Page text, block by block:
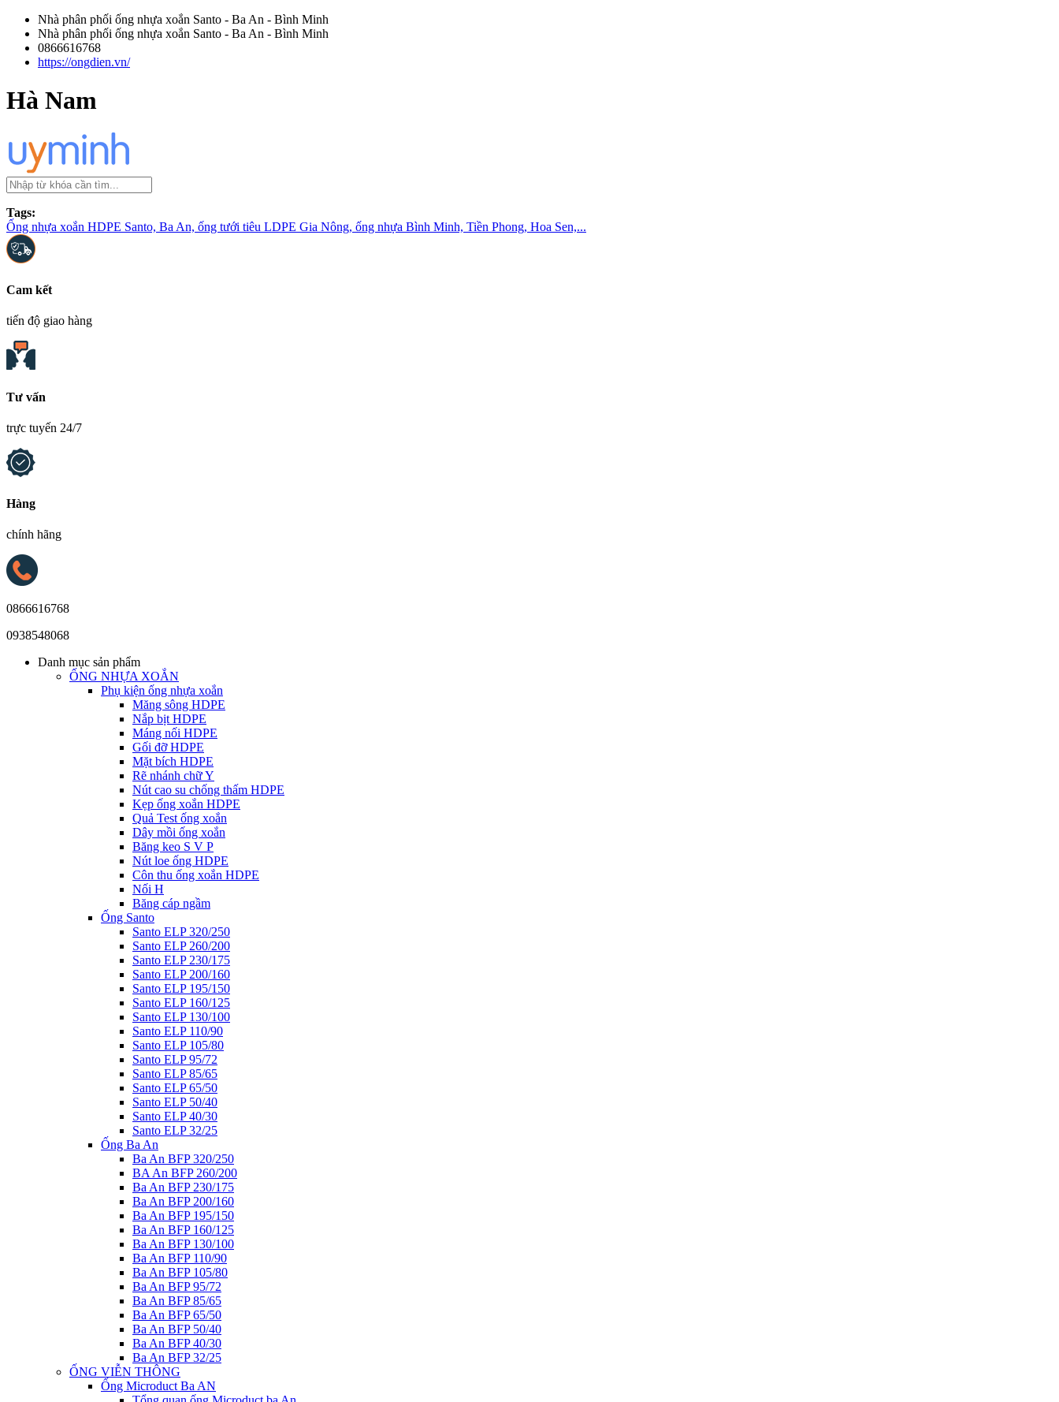
Nhà phân phối ống nhựa xoắn Santo - Ba An - Bình Minh
Nhà phân phối ống nhựa xoắn Santo - Ba An - Bình Minh
0866616768
https://ongdien.vn/
Hà Nam
Tags:
Ống nhựa xoắn HDPE Santo, Ba An, ống tưới tiêu LDPE Gia Nông, ống nhựa Bình Minh, Tiền Phong, Hoa Sen,...
Cam kết
tiến độ giao hàng
Tư vấn
trực tuyến 24/7
Hàng
chính hãng
0866616768
0938548068
Danh mục sản phẩm
ỐNG NHỰA XOẮN
Phụ kiện ống nhựa xoắn
Măng sông HDPE
Nắp bịt HDPE
Máng nối HDPE
Gối đỡ HDPE
Mặt bích HDPE
Rẽ nhánh chữ Y
Nút cao su chống thấm HDPE
Kẹp ống xoắn HDPE
Quả Test ống xoắn
Dây mồi ống xoắn
Băng keo S V P
Nút loe ống HDPE
Côn thu ống xoắn HDPE
Nối H
Băng cáp ngầm
Ống Santo
Santo ELP 320/250
Santo ELP 260/200
Santo ELP 230/175
Santo ELP 200/160
Santo ELP 195/150
Santo ELP 160/125
Santo ELP 130/100
Santo ELP 110/90
Santo ELP 105/80
Santo ELP 95/72
Santo ELP 85/65
Santo ELP 65/50
Santo ELP 50/40
Santo ELP 40/30
Santo ELP 32/25
Ống Ba An
Ba An BFP 320/250
BA An BFP 260/200
Ba An BFP 230/175
Ba An BFP 200/160
Ba An BFP 195/150
Ba An BFP 160/125
Ba An BFP 130/100
Ba An BFP 110/90
Ba An BFP 105/80
Ba An BFP 95/72
Ba An BFP 85/65
Ba An BFP 65/50
Ba An BFP 50/40
Ba An BFP 40/30
Ba An BFP 32/25
ỐNG VIỄN THÔNG
Ống Microduct Ba AN